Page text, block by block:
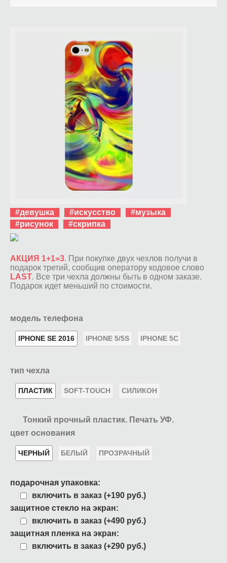
#девушка #искусство
#музыка
#рисунок
#скрипка
АКЦИЯ 1+1=3. При покупке двух чехлов получи в
подарок третий, сообщив оператору кодовое слово
LAST. Все три чехла должны быть в одном заказе.
Подарок идет меньший по стоимости.
модель телефона
IPHONE SE 2016 IPHONE 5/5S IPHONE 5C
тип чехла
ПЛАСТИК SOFT-TOUCH СИЛИКОН
Тонкий прочный пластик. Печать УФ.
цвет основания
ЧЕРНЫЙ БЕЛЫЙ ПРОЗРАЧНЫЙ
подарочная упаковка:
включить в заказ (+190 руб.)
защитное стекло на экран:
включить в заказ (+490 руб.)
защитная пленка на экран:
включить в заказ (+290 руб.)